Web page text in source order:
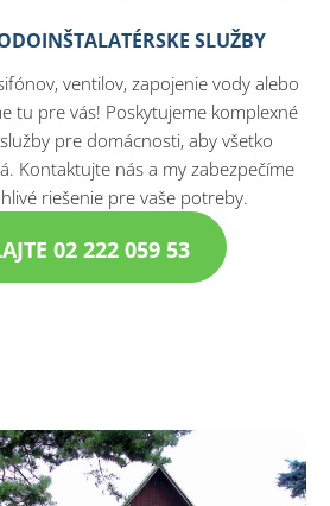
SLUŽBY
ventilov, zapojenie vody alebo
tu pre vás! Poskytujeme komplexné
pre domácnosti, aby všetko
Kontaktujte nás a my zabezpečíme
riešenie pre vaše potreby.
02 222 059 53